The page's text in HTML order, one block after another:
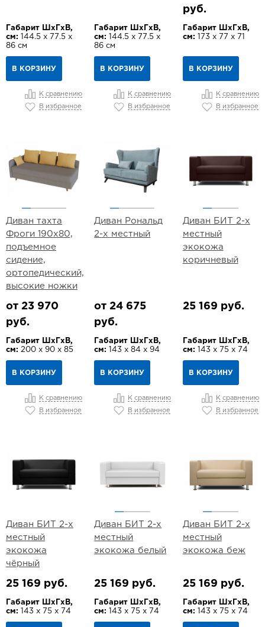
Габарит ШхГхВ,
см: 144.5 х 77.5 х
86 см
В КОРЗИНУ
К сравнению
В избранное
Габарит ШхГхВ,
см:
144.5 х 77.5 х
86 см
В КОРЗИНУ
К сравнению
В избранное
руб.
Габарит ШхГхВ,
см: 173 х 77 х 71
В КОРЗИНУ
К сравнению
В избранное
Диван тахта
Фроги 190х80,
подъемное
сидение,
ортопедический,
высокие ножки
от 23 970
руб.
Габарит ШхГхВ,
см: 200 х 90 х 85
В КОРЗИНУ
К сравнению
В избранное
Диван Рональд
2-х местный
от 24 675
руб.
Габарит ШхГхВ,
см:
143 х 84 х 94
В КОРЗИНУ
К сравнению
В избранное
Диван БИТ 2-х
местный
экокожа
коричневый
25 169 руб.
Габарит ШхГхВ,
см: 143 х 75 х 74
В КОРЗИНУ
К сравнению
В избранное
Диван БИТ 2-х
местный
экокожа
чёрный
25 169 руб.
Габарит ШхГхВ,
см: 143 х 75 х 74
Диван БИТ 2-х
местный
экокожа белый
25 169 руб.
Габарит ШхГхВ,
см:
143 х 75 х 74
Диван БИТ 2-х
местный
экокожа беж
25 169 руб.
Габарит ШхГхВ,
см: 143 х 75 х 74